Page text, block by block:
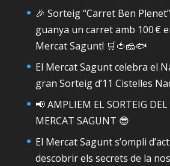
🎉 Sorteig “Carret Ben
guanya un carret amb 100 €
Mercat Sagunt! 🛒🍅🧀🐟
El Mercat Sagunt celebra el
gran Sorteig d’11 Cistelles
📢 AMPLIEM EL SORTEIG DEL
MERCAT SAGUNT 😎
El Mercat Sagunt s’ompli
descobrir els secrets de la